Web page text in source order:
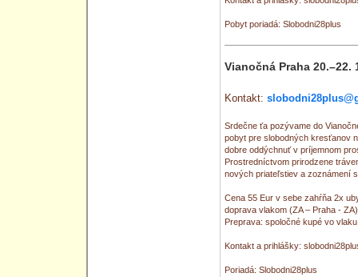
Pobyt poriadá: Slobodni28plus
Vianočná Praha 20.–22.
Kontakt:
Srdečne ťa pozývame do
pobyt pre slobodných kresťanov
dobre oddýchnuť v príjemnom
Prostredníctvom prirodzene
nových priateľstiev a zoznámení
Cena 55 Eur v sebe zahŕňa 2x
doprava vlakom (ZA – Praha -
Preprava: spoločné kupé vo
Kontakt a prihlášky:
Poriadá: Slobodni28plus